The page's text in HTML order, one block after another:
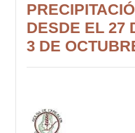
DESDE EL 27
3 DE